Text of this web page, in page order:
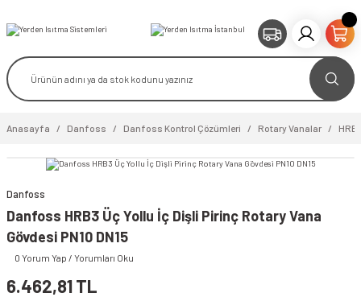
Anasayfa Danfoss Danfoss Kontrol Çözümleri Rotary Vanalar HRB
video izle
Danfoss
Danfoss HRB3 Üç Yollu İç Dişli Pirinç Rotary Vana
Gövdesi PN10 DN15
0 Yorum Yap / Yorumları Oku
6.462,81 TL